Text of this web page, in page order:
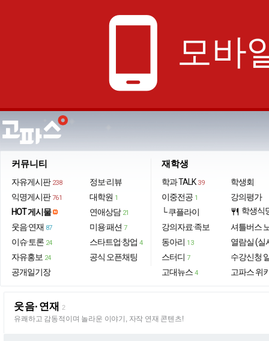
phone_android 모바
커뮤니티
자유게시판 238
익명게시판 761
HOT 게시물
웃음·연재 87
이슈·토론 24
자유홍보 24
공개일기장
정보·리뷰
대학원 1
연애상담 21
미용·패션 7
스타트업·창업 4
공식 오픈채팅
재학생
학과 TALK 39
이중전공 1
└ 쿠플라이
강의자료·족보
동아리 13
스터디 7
고대뉴스 4
학생회
강의평가
restaurant 학생식
셔틀버스
열람실 (실
수강신청
고파스 위
웃음·연재 2
유쾌하고 감동적이며 놀라운 이야기, 자작 연재 콘텐츠!